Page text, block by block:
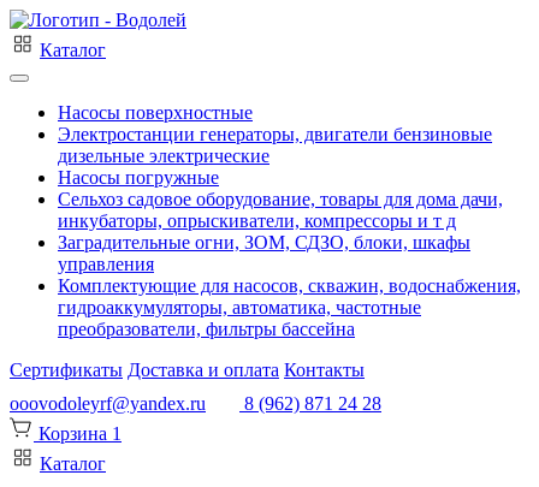
Каталог
Насосы поверхностные
Электростанции генераторы, двигатели бензиновые
дизельные электрические
Насосы погружные
Сельхоз садовое оборудование, товары для дома дачи,
инкубаторы, опрыскиватели, компрессоры и т д
Заградительные огни, ЗОМ, СДЗО, блоки, шкафы
управления
Комплектующие для насосов, скважин, водоснабжения,
гидроаккумуляторы, автоматика, частотные
преобразователи, фильтры бассейна
Сертификаты Доставка и оплата Контакты
ooovodoleyrf@yandex.ru
8 (962) 871 24 28
Корзина 1
Каталог